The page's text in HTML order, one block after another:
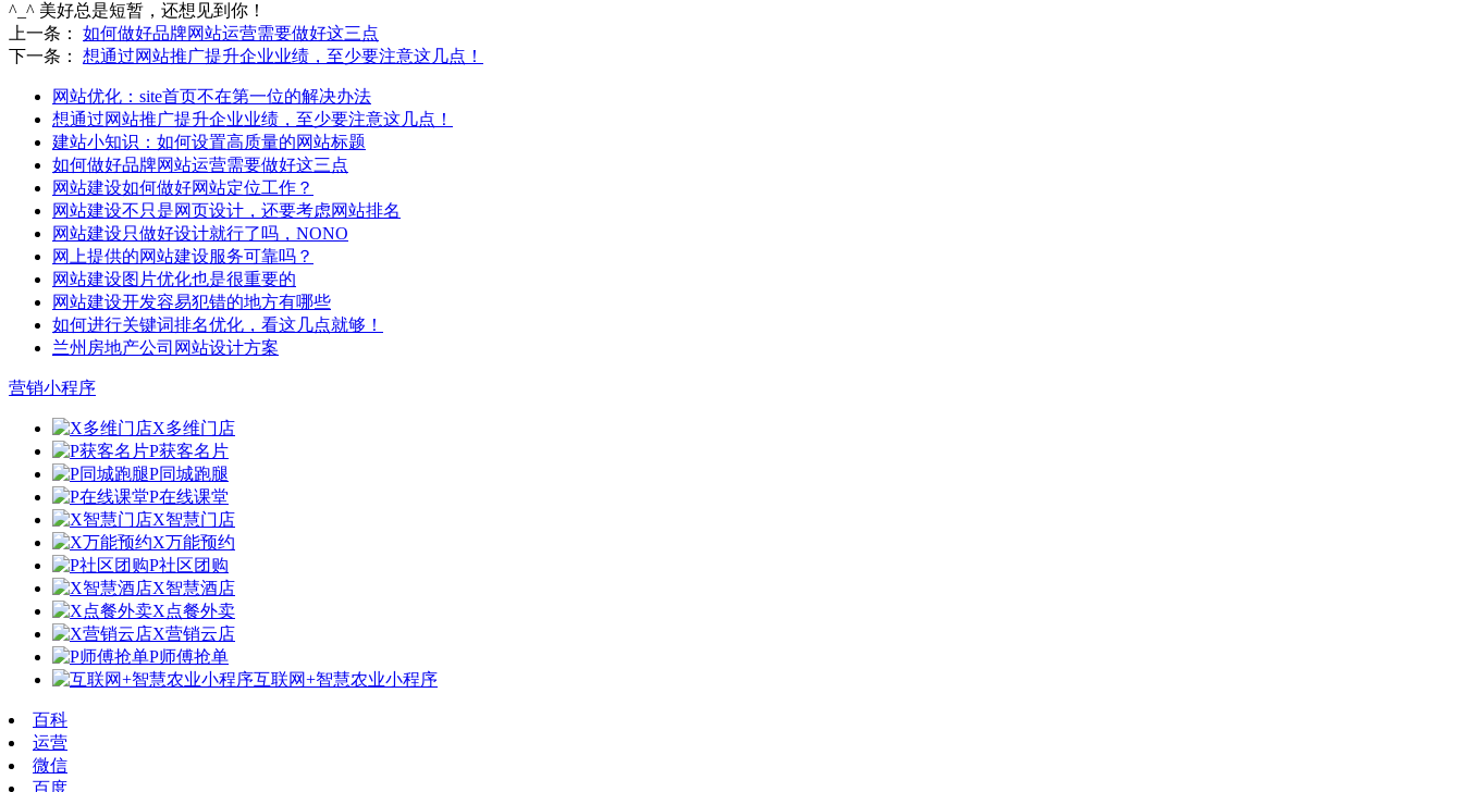
^_^ 美好总是短暂，还想见到你！
上一条： 如何做好品牌网站运营需要做好这三点
下一条： 想通过网站推广提升企业业绩，至少要注意这几点！
网站优化：site首页不在第一位的解决办法
想通过网站推广提升企业业绩，至少要注意这几点！
建站小知识：如何设置高质量的网站标题
如何做好品牌网站运营需要做好这三点
网站建设如何做好网站定位工作？
网站建设不只是网页设计，还要考虑网站排名
网站建设只做好设计就行了吗，NONO
网上提供的网站建设服务可靠吗？
网站建设图片优化也是很重要的
网站建设开发容易犯错的地方有哪些
如何进行关键词排名优化，看这几点就够！
兰州房地产公司网站设计方案
营销小程序
X多维门店
P获客名片
P同城跑腿
P在线课堂
X智慧门店
X万能预约
P社区团购
X智慧酒店
X点餐外卖
X营销云店
P师傅抢单
互联网+智慧农业小程序
百科
运营
微信